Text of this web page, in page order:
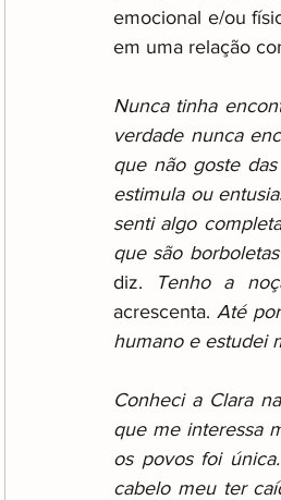
emocional e/ou
em uma relação
Nunca tinha
verdade nunca
que não goste
estimula ou
senti algo
que são
diz.
Tenho a
acrescenta. Até
humano e estudei
Conheci a Clara
que me interessa
os povos foi
cabelo meu ter